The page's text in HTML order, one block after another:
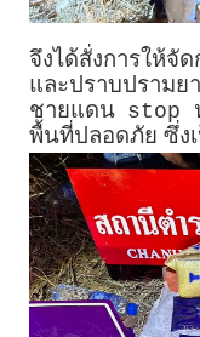
จึงได้สั่งการให้จั
และปราบปรามย
ชายแดน stop
พื้นที่ปลอดภัย ซึ่ง